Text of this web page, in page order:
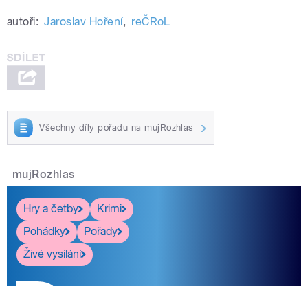
autoři: Jaroslav Hoření, reČRoL
Všechny díly pořadu na mujRozhlas
mujRozhlas
Hry a četby
Krimi
Pohádky
Pořady
Živé vysílání